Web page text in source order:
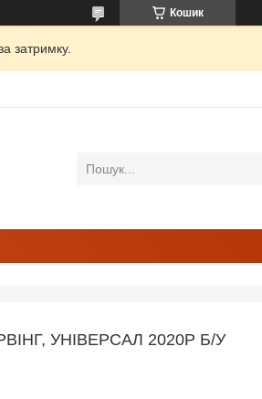
Кошик
затримку.
УНІВЕРСАЛ 2020Р Б/У